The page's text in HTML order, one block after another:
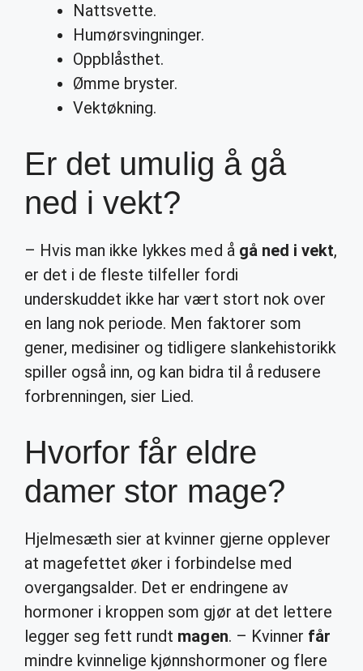
Nattsvette.
Humørsvingninger.
Oppblåsthet.
Ømme bryster.
Vektøkning.
Er det umulig å gå
ned i vekt?
– Hvis man ikke lykkes med å gå ned i vekt,
er det i de fleste tilfeller fordi
underskuddet ikke har vært stort nok over
en lang nok periode. Men faktorer som
gener, medisiner og tidligere slankehistorikk
spiller også inn, og kan bidra til å redusere
forbrenningen, sier Lied.
Hvorfor får eldre
damer stor mage?
Hjelmesæth sier at kvinner gjerne opplever
at magefettet øker i forbindelse med
overgangsalder. Det er endringene av
hormoner i kroppen som gjør at det lettere
legger seg fett rundt magen. – Kvinner får
mindre kvinnelige kjønnshormoner og flere